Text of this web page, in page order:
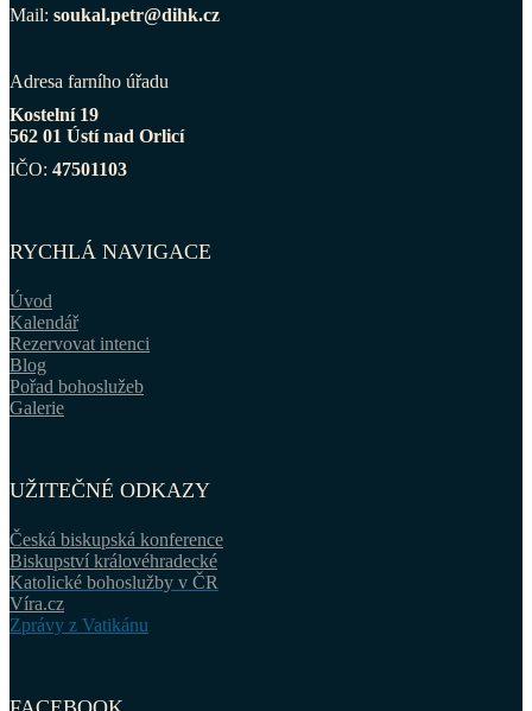
Mail: soukal.petr@dihk.cz
Adresa farního úřadu
Kostelní 19
562 01 Ústí nad Orlicí
IČO: 47501103
RYCHLÁ NAVIGACE
Úvod
Kalendář
Rezervovat intenci
Blog
Pořad bohoslužeb
Galerie
UŽITEČNÉ ODKAZY
Česká biskupská konference
Biskupství královéhradecké
Katolické bohoslužby v ČR
Víra.cz
Zprávy z Vatikánu